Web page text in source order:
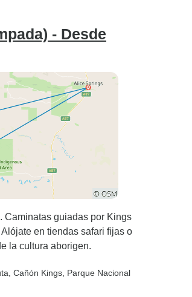
- Desde
Caminatas guiadas por Kings
en tiendas safari fijas o
la cultura aborigen.
, Cañón Kings , Parque Nacional